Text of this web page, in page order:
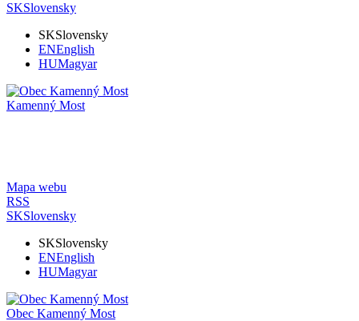
SKSlovensky
SKSlovensky
ENEnglish
HUMagyar
Kamenný Most
Mapa webu
RSS
SKSlovensky
SKSlovensky
ENEnglish
HUMagyar
Obec Kamenný Most